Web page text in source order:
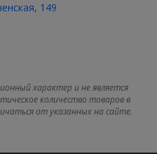
149
характер и не является
количество товаров в
от указанных на сайте.